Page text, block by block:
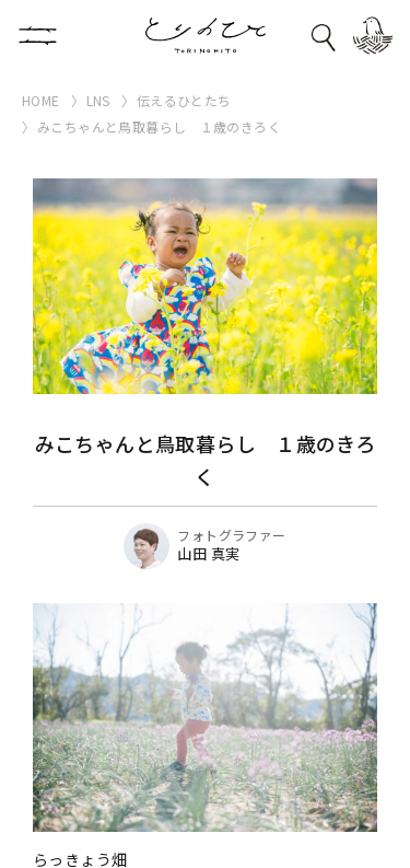
HOME LNS
伝えるひとたち
みこちゃんと鳥取暮らし １歳のきろく
みこちゃんと鳥取暮らし １歳のきろ
く
フォトグラファー
山田 真実
らっきょう畑